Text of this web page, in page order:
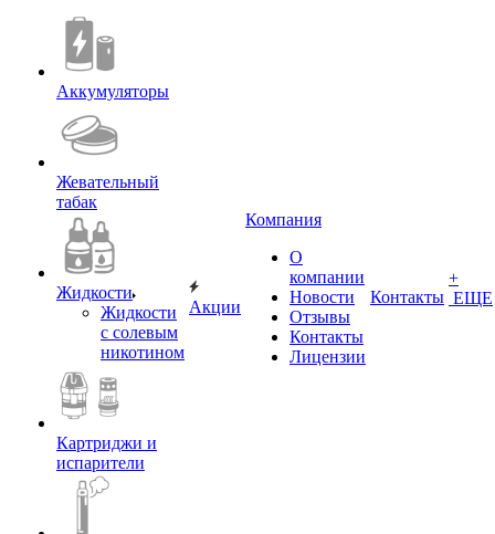
Аккумуляторы
Жевательный
табак
Жидкости
Жидкости
с солевым
никотином
Картриджи и
испарители
Акции
Компания
О
компании
Новости
Отзывы
Контакты
Лицензии
Контакты
+
ЕЩЕ